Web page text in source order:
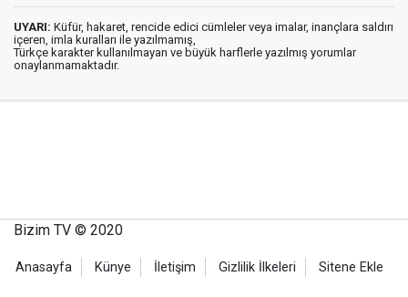
UYARI: Küfür, hakaret, rencide edici cümleler veya imalar, inançlara saldırı
içeren, imla kuralları ile yazılmamış,
Türkçe karakter kullanılmayan ve büyük harflerle yazılmış yorumlar
onaylanmamaktadır.
Bizim TV © 2020
Anasayfa Künye İletişim Gizlilik İlkeleri Sitene Ekle